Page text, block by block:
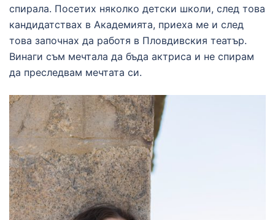
спирала. Посетих няколко детски школи, след това
кандидатствах в Академията, приеха ме и след
това започнах да работя в Пловдивския театър.
Винаги съм мечтала да бъда актриса и не спирам
да преследвам мечтата си.